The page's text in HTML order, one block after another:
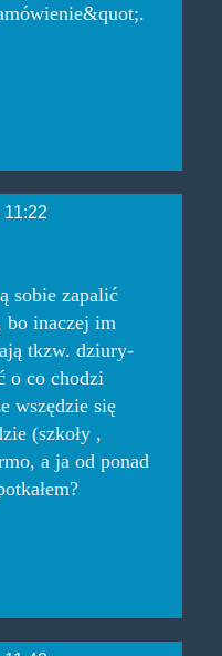
sobie zapalić
bo inaczej im
tkzw. dziury-
o co chodzi
wszędzie się
(szkoły ,
a ja od ponad